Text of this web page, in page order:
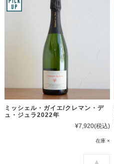
ミッシェル・ガイエ/クレマン・デ
ュ・ジュラ2022年
¥7,920(税込)
在庫 ×